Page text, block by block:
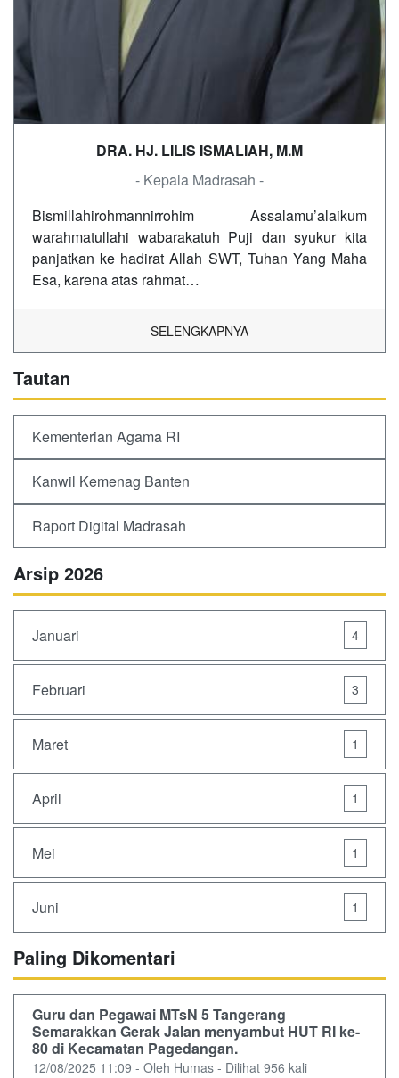
DRA. HJ. LILIS ISMALIAH, M.M
- Kepala Madrasah -
Bismillahirohmannirrohim Assalamu’alaikum
warahmatullahi wabarakatuh Puji dan syukur kita
panjatkan ke hadirat Allah SWT, Tuhan Yang Maha
Esa, karena atas rahmat…
SELENGKAPNYA
Tautan
Kementerian Agama RI
Kanwil Kemenag Banten
Raport Digital Madrasah
Arsip 2026
Januari 4
Februari 3
Maret 1
April 1
Mei 1
Juni 1
Paling Dikomentari
Guru dan Pegawai MTsN 5 Tangerang
Semarakkan Gerak Jalan menyambut HUT RI ke-
80 di Kecamatan Pagedangan.
12/08/2025 11:09 - Oleh Humas - Dilihat 956 kali